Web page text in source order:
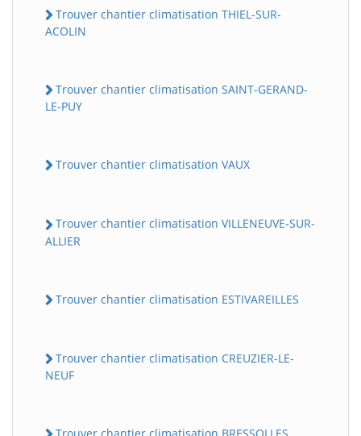
Trouver chantier climatisation THIEL-SUR-
ACOLIN
Trouver chantier climatisation SAINT-GERAND-
LE-PUY
Trouver chantier climatisation VAUX
Trouver chantier climatisation VILLENEUVE-SUR-
ALLIER
Trouver chantier climatisation ESTIVAREILLES
Trouver chantier climatisation CREUZIER-LE-
NEUF